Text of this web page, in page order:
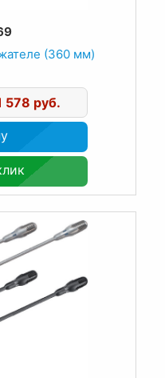
(360 мм)
578 руб.